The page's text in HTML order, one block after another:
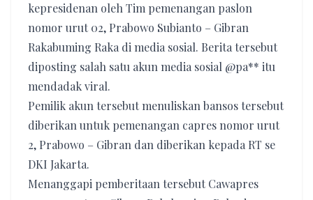
kepresidenan oleh Tim pemenangan paslon
nomor urut 02, Prabowo Subianto – Gibran
Rakabuming Raka di media sosial. Berita tersebut
diposting salah satu akun media sosial @pa** itu
mendadak viral.
Pemilik akun tersebut menuliskan bansos tersebut
diberikan untuk pemenangan capres nomor urut
2, Prabowo – Gibran dan diberikan kepada RT se
DKI Jakarta.
Menanggapi pemberitaan tersebut Cawapres